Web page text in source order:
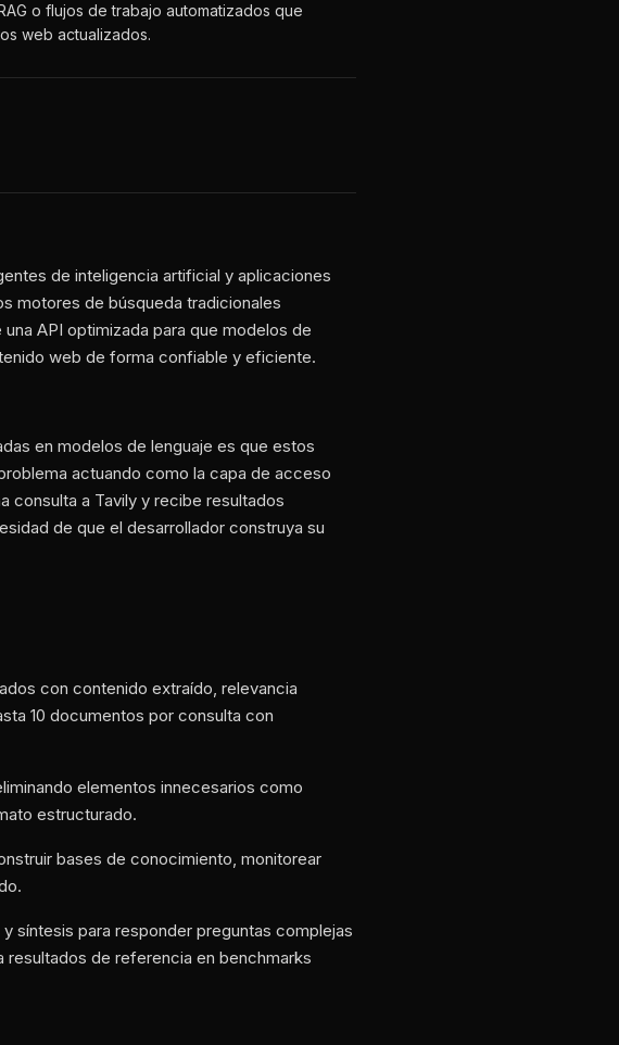
o flujos de trabajo automatizados que
web actualizados.
de inteligencia artificial y aplicaciones
motores de búsqueda tradicionales
API optimizada para que modelos de
web de forma confiable y eficiente.
en modelos de lenguaje es que estos
actuando como la capa de acceso
consulta a Tavily y recibe resultados
de que el desarrollador construya su
con contenido extraído, relevancia
10 documentos por consulta con
elementos innecesarios como
estructurado.
bases de conocimiento, monitorear
síntesis para responder preguntas complejas
resultados de referencia en benchmarks